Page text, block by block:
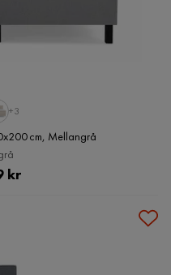
+3
cm, Mellangrå
kr